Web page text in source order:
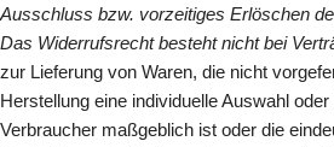
Ausschluss bzw. vorzeitiges Erlöschen
Das Widerrufsrecht besteht nicht bei
zur Lieferung von Waren, die nicht
Herstellung eine individuelle Auswahl
Verbraucher maßgeblich ist oder die